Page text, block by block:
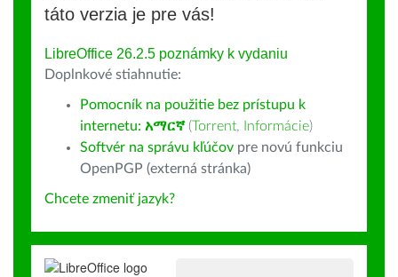
táto verzia je pre vás!
LibreOffice 26.2.5 poznámky k vydaniu
Doplnkové stiahnutie:
Pomocník na použitie bez prístupu k
internetu: አማርኛ (Torrent, Informácie)
Softvér na správu kľúčov pre novú funkciu
OpenPGP (externá stránka)
Chcete zmeniť jazyk?